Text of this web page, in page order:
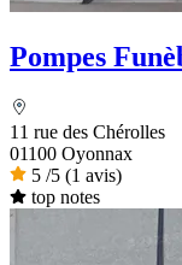
Pompes
11 rue des Chérolles
01100 Oyonnax
5 /5 (1 avis)
top notes